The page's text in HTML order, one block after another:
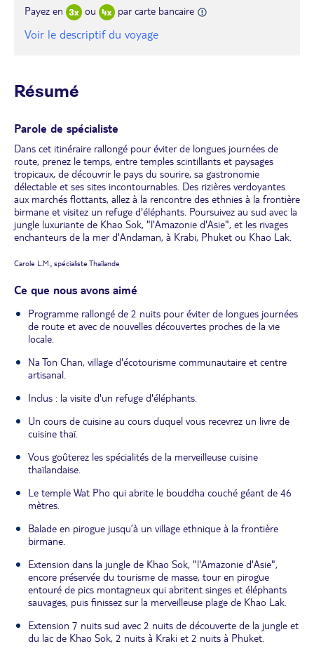
Payez en
ou par carte bancaire
Voir le descriptif du voyage
Résumé
Parole de spécialiste
Dans cet itinéraire rallongé pour éviter de longues journées de
route, prenez le temps, entre temples scintillants et paysages
tropicaux, de découvrir le pays du sourire, sa gastronomie
délectable et ses sites incontournables. Des rizières verdoyantes
aux marchés flottants, allez à la rencontre des ethnies à la frontière
birmane et visitez un refuge d'éléphants. Poursuivez au sud avec la
jungle luxuriante de Khao Sok, "l'Amazonie d'Asie", et les rivages
enchanteurs de la mer d'Andaman, à Krabi, Phuket ou Khao Lak.
Carole L.M., spécialiste Thaïlande
Ce que nous avons aimé
Programme rallongé de 2 nuits pour éviter de longues journées
de route et avec de nouvelles découvertes proches de la vie
locale.
Na Ton Chan, village d'écotourisme communautaire et centre
artisanal.
Inclus : la visite d'un refuge d'éléphants.
Un cours de cuisine au cours duquel vous recevrez un livre de
cuisine thaï.
Vous goûterez les spécialités de la merveilleuse cuisine
thaïlandaise.
Le temple Wat Pho qui abrite le bouddha couché géant de 46
mètres.
Balade en pirogue jusqu’à un village ethnique à la frontière
birmane.
Extension dans la jungle de Khao Sok, "l'Amazonie d'Asie",
encore préservée du tourisme de masse, tour en pirogue
entouré de pics montagneux qui abritent singes et éléphants
sauvages, puis finissez sur la merveilleuse plage de Khao Lak.
Extension 7 nuits sud avec 2 nuits de découverte de la jungle et
du lac de Khao Sok, 2 nuits à Kraki et 2 nuits à Phuket.